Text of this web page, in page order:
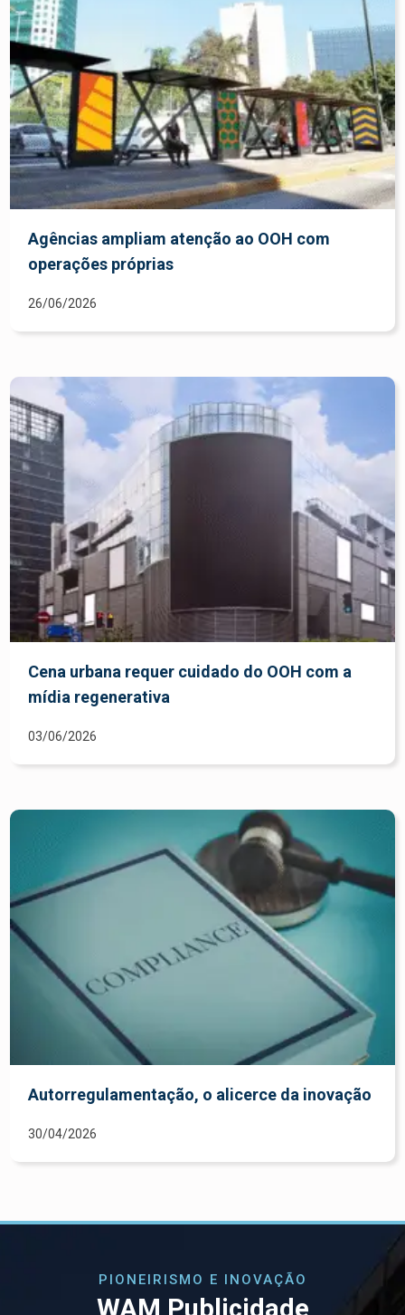
Agências ampliam atenção ao OOH com
operações próprias
26/06/2026
Cena urbana requer cuidado do OOH com a
mídia regenerativa
03/06/2026
Autorregulamentação, o alicerce da inovação
30/04/2026
PIONEIRISMO E INOVAÇÃO
WAM Publicidade